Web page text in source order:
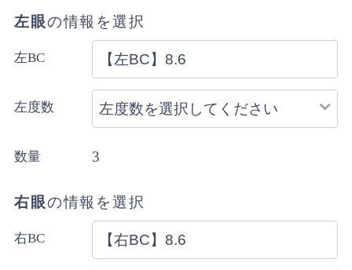
詳細・ご注意事項はご利用ガイドをご確認ください。
ご注文内容により上記と異なる場合があります。
配送方法のご指定はできません。
左眼の情報を選択
左BC
左度数
数量 3
右眼の情報を選択
右BC